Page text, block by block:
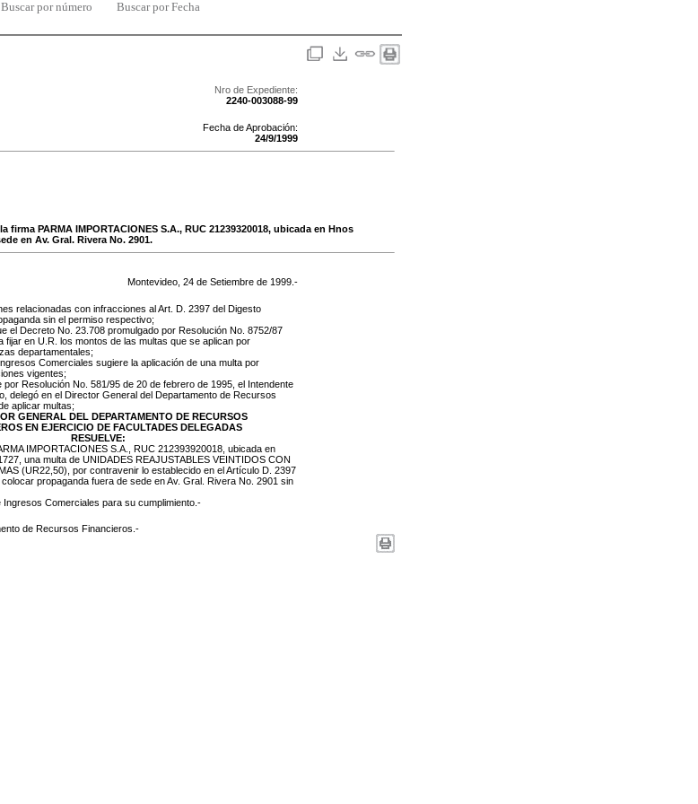
Buscar por número Buscar por Fecha
Nro de Expediente:
2240-003088-99
Fecha de Aprobación:
24/9/1999
firma PARMA IMPORTACIONES S.A., RUC 21239320018, ubicada en Hnos
en Av. Gral. Rivera No. 2901.
Montevideo, 24 de Setiembre de 1999 .-
relacionadas con infracciones al Art. D. 2397 del Digesto
sin el permiso respectivo;
el Decreto No. 23.708 promulgado por Resolución No. 8752/87
fijar en U.R. los montos de las multas que se aplican por
departamentales;
Comerciales sugiere la aplicación de una multa por
vigentes;
por Resolución No. 581/95 de 20 de febrero de 1995, el Intendente
delegó en el Director General del Departamento de Recursos
aplicar multas;
GENERAL DEL DEPARTAMENTO DE RECURSOS
EN EJERCICIO DE FACULTADES DELEGADAS
RESUELVE:
IMPORTACIONES S.A., RUC 212393920018 , ubicada en
, una multa de UNIDADES REAJUSTABLES VEINTIDOS CON
(UR22,50) , por contravenir lo establecido en el Artículo D. 2397
propaganda fuera de sede en Av. Gral. Rivera No. 2901 sin
Ingresos Comerciales para su cumplimiento.-
de Recursos Financieros.-